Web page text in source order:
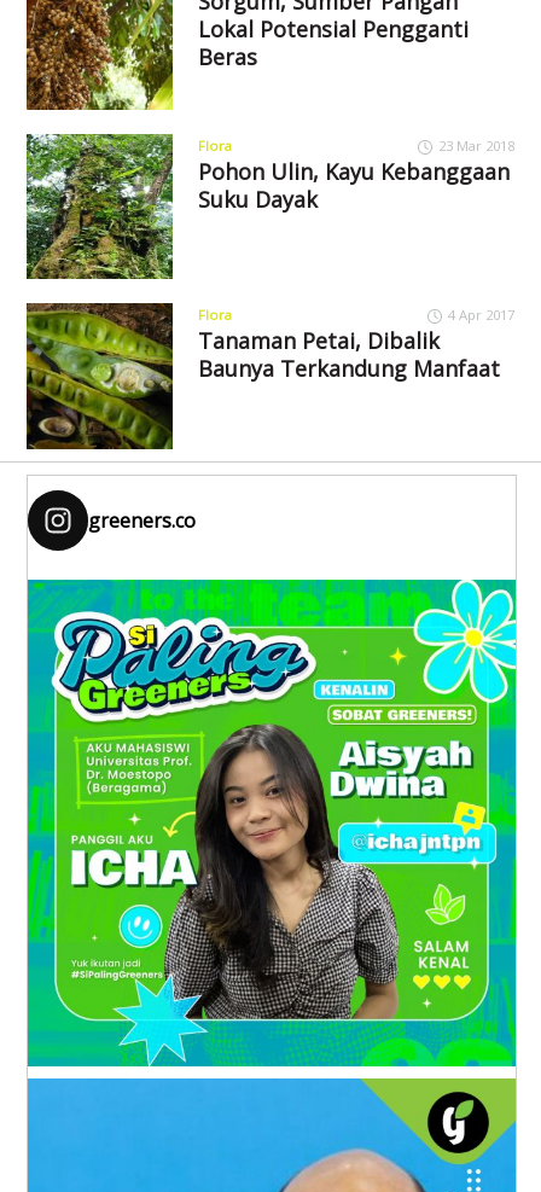
Lokal Potensial Pengganti
Beras
Flora 23 Mar 2018
Pohon Ulin, Kayu Kebanggaan
Suku Dayak
Flora 4 Apr 2017
Tanaman Petai, Dibalik
Baunya Terkandung Manfaat
greeners.co